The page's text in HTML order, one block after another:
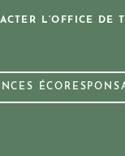
L’OFFICE DE